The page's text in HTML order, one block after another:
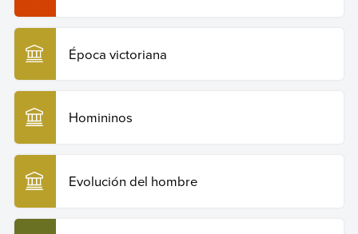
Época victoriana
Homininos
Evolución del hombre